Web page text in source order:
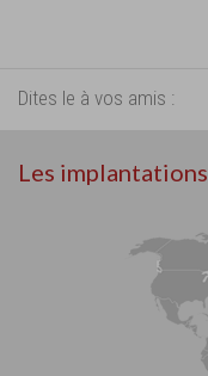
Dites le à vos amis :
Les implantations